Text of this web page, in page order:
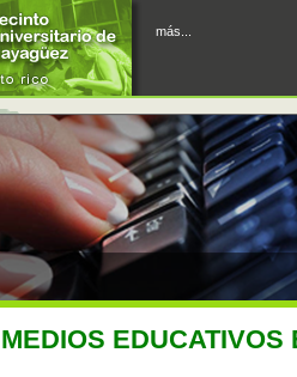
más...
MEDIOS EDUCATIVOS